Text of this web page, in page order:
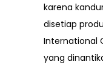
karena
disetiap
International
yang